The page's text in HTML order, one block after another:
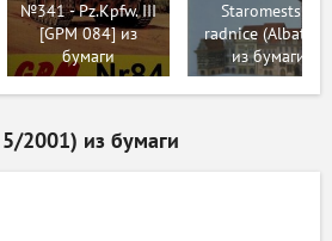
№341 - Pz.Kpfw. III
[GPM 084] из
бумаги
Staromestska
radnice (Albatros)
из бумаги
2001) из бумаги